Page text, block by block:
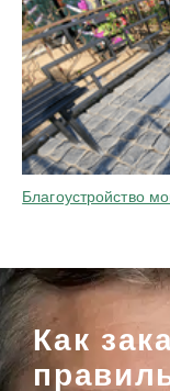
Благоустройство
Как